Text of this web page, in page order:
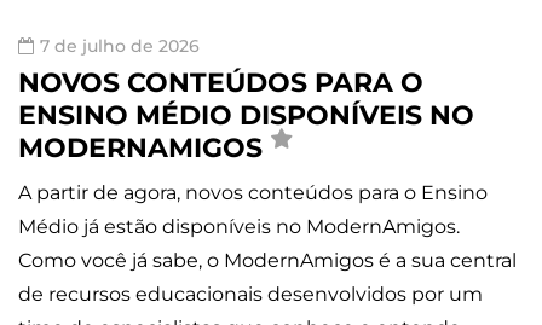
7 de julho de 2026
NOVOS CONTEÚDOS PARA O
ENSINO MÉDIO DISPONÍVEIS NO
MODERNAMIGOS
A partir de agora, novos conteúdos para o Ensino
Médio já estão disponíveis no ModernAmigos.
Como você já sabe, o ModernAmigos é a sua central
de recursos educacionais desenvolvidos por um